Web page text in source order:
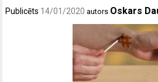
Publicēts 14/01/2020 autors Oskars